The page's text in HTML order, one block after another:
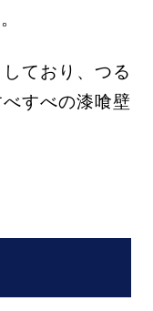
ており、つる
すべの漆喰壁